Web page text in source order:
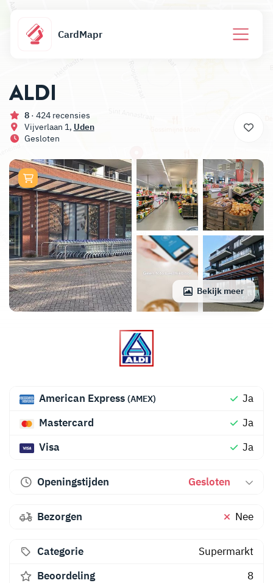
CardMapr
ALDI
8 · 424 recensies
Vijverlaan 1, Uden
Gesloten
Bekijk meer
American Express (AMEX)
Ja
Mastercard
Ja
Visa
Ja
Openingstijden Gesloten
Bezorgen Nee
Categorie
Supermarkt
Beoordeling
8